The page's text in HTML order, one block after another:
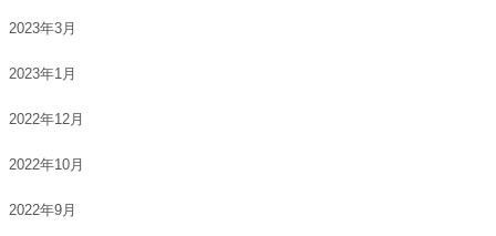
2023年3月
2023年1月
2022年12月
2022年10月
2022年9月